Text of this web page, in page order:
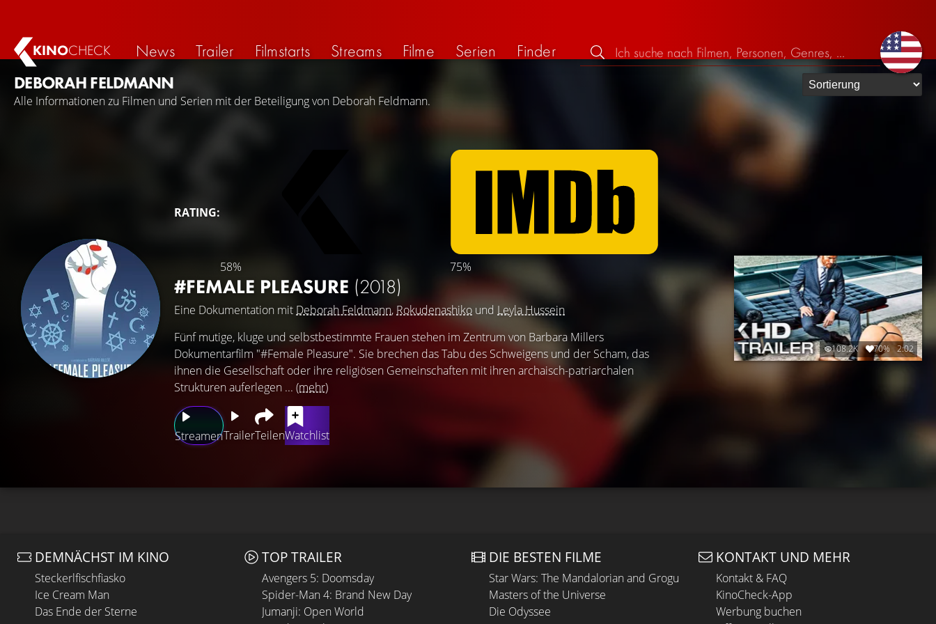
KINOCHECK News Trailer Filmstarts Streams Filme Serien
Finder
DEBORAH FELDMANN
Alle Informationen zu Filmen und Serien mit der Beteiligung von Deborah Feldmann.
RATING:
58% 75%
#FEMALE PLEASURE (2018)
Eine Dokumentation mit Deborah Feldmann, Rokudenashiko und Leyla Hussein
StreamenTrailerTeilenWatchlist
Fünf mutige, kluge und selbstbestimmte Frauen stehen im Zentrum von Barbara Millers
Dokumentarfilm "#Female Pleasure". Sie brechen das Tabu des Schweigens und der Scham, das
ihnen die Gesellschaft oder ihre religiösen Gemeinschaften mit ihren archaisch-patriarchalen
Strukturen auferlegen ... (mehr)
108.2K 70% 2:02
DEMNÄCHST IM KINO
Steckerlfischfiasko
Ice Cream Man
Das Ende der Sterne
TOP TRAILER
Avengers 5: Doomsday
Spider-Man 4: Brand New Day
Jumanji: Open World
DIE BESTEN FILME
Star Wars: The Mandalorian and Grogu
Masters of the Universe
Die Odyssee
KONTAKT UND MEHR
Kontakt & FAQ
KinoCheck-App
Werbung buchen